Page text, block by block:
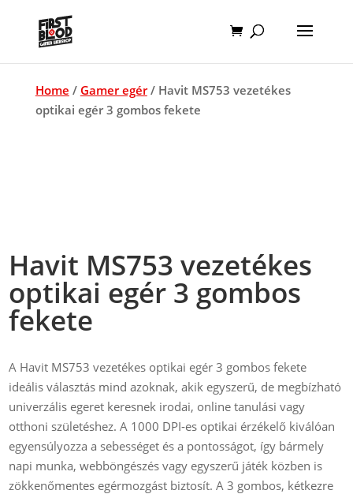
Home / Gamer egér/ Havit MS753 vezetékes
optikai egér 3 gombos fekete
Havit MS753 vezetékes
optikai egér 3 gombos
fekete
A Havit MS753 vezetékes optikai egér 3 gombos fekete
ideális választás mind azoknak, akik egyszerű, de megbízható
univerzális egeret keresnek irodai, online tanulási vagy
otthoni születéshez. A 1000 DPI‑es optikai érzékelő kiválóan
egyensúlyozza a sebességet és a pontosságot, így bármely
napi munka, webböngészés vagy egyszerű játék közben is
zökkenőmentes egérmozgást biztosít. A 3 gombos, kétkezre